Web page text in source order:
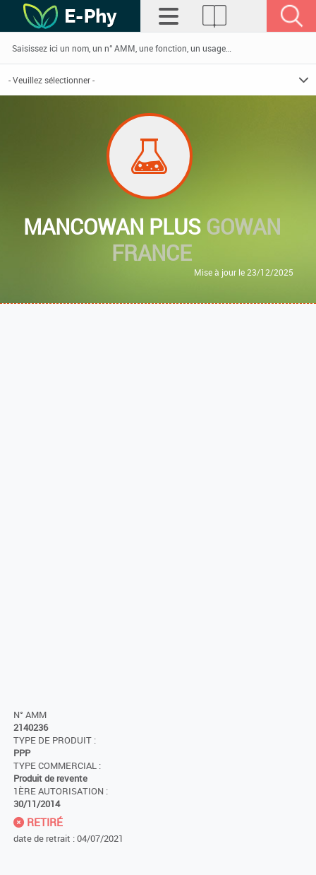
MANCOWAN PLUSGOWAN
FRANCE
Mise à jour le 23/12/2025
N° AMM
2140236
TYPE DE PRODUIT :
PPP
TYPE COMMERCIAL :
Produit de revente
1ÈRE AUTORISATION :
30/11/2014
RETIRÉ
date de retrait : 04/07/2021